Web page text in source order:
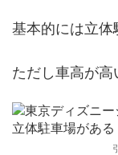
基本的には立体
ただし車高が高